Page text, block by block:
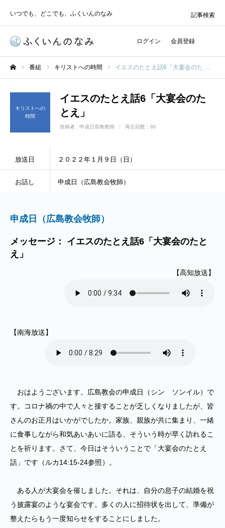
いつでも、どこでも、ふくいんのなみ
ログイン 会員登録
記事検索
番組 キリストへの時間 イエスのたとえ話6「大宴会のたとえ」
キリストへの
時間
イエスのたとえ話6「大宴会のた
とえ」
投稿者 : 申成日宣教教師 再生回数：60
放送日 ２０２２年１月９日（日）
お話し 申成日（広島教会牧師）
申成日（広島教会牧師）
メッセージ： イエスのたとえ話6「大宴会のたと
え」
【高知放送】
【南海放送】
おはようございます。広島教会の申成日（シン ソンイル）で
す。コロナ禍の中で人々と接することが乏しくなりましたが、皆
さんのお正月はいかがでしたか。家族、親族が共に集まり、一緒
に食事しながら和気あいあいに語る、そういう時が早く訪れるこ
とを祈ります。さて、今日はそういうことで「大宴会のたとえ
話」です（ルカ14:15-24参照）。
ある人が大宴会を催しました。それは、自分の息子の結婚を祝
う披露宴のような宴会です。多くの人に招待状を出して、準備が
整えたらもう一度知らせをすることにしました。